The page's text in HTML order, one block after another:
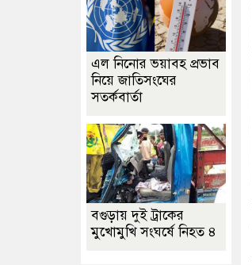
এল নিনোর ভয়াবহ প্রভাব
নিয়ে জাতিসংঘের
সতর্কবার্তা
বগুড়ায় দুই ট্রাকের
মুখোমুখি সংঘর্ষে নিহত ৪